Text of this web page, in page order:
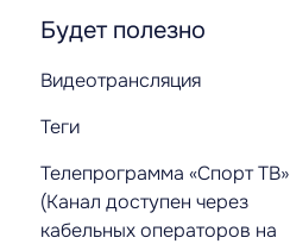
Будет полезно
Видеотрансляция
Теги
Телепрограмма «Спорт ТВ»
(Канал доступен через
кабельных операторов на